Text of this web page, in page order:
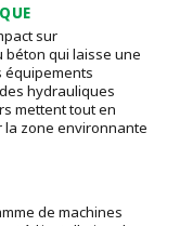
sur
béton qui laisse une
équipements
hydrauliques
mettent tout en
zone environnante
de machines